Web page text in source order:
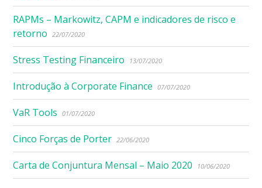
RAPMs – Markowitz, CAPM e indicadores de risco e
retorno
22/07/2020
Stress Testing Financeiro 13/07/2020
Introdução à Corporate Finance 07/07/2020
VaR Tools 01/07/2020
Cinco Forças de Porter 22/06/2020
Carta de Conjuntura Mensal – Maio 2020 10/06/2020